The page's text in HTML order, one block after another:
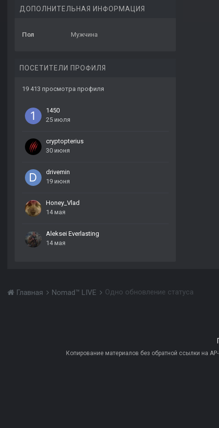
ДОПОЛНИТЕЛЬНАЯ ИНФОРМАЦИЯ
Пол Мужчина
ПОСЕТИТЕЛИ ПРОФИЛЯ
19 413 просмотра профиля
1450
25 июля
cryptopterius
30 июня
drivemin
19 июня
Honey_Vlad
14 мая
Aleksei Everlasting
14 мая
Главная Nomad™ LIVE Одно обновление статуса
Копирование материалов без обратной ссылки на